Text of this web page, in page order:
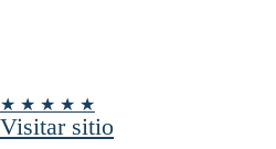
★ ★ ★ ★ ★
Visitar sitio